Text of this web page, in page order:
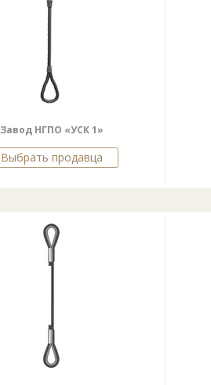
Завод НГПО «УСК 1»
Выбрать продавца